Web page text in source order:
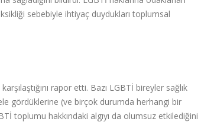
sebebiyle ihtiyaç duydukları toplumsal
rapor etti. Bazı LGBTİ bireyler sağlık
gördüklerine (ve birçok durumda herhangi bir
toplumu hakkındaki algıyı da olumsuz etkilediğini